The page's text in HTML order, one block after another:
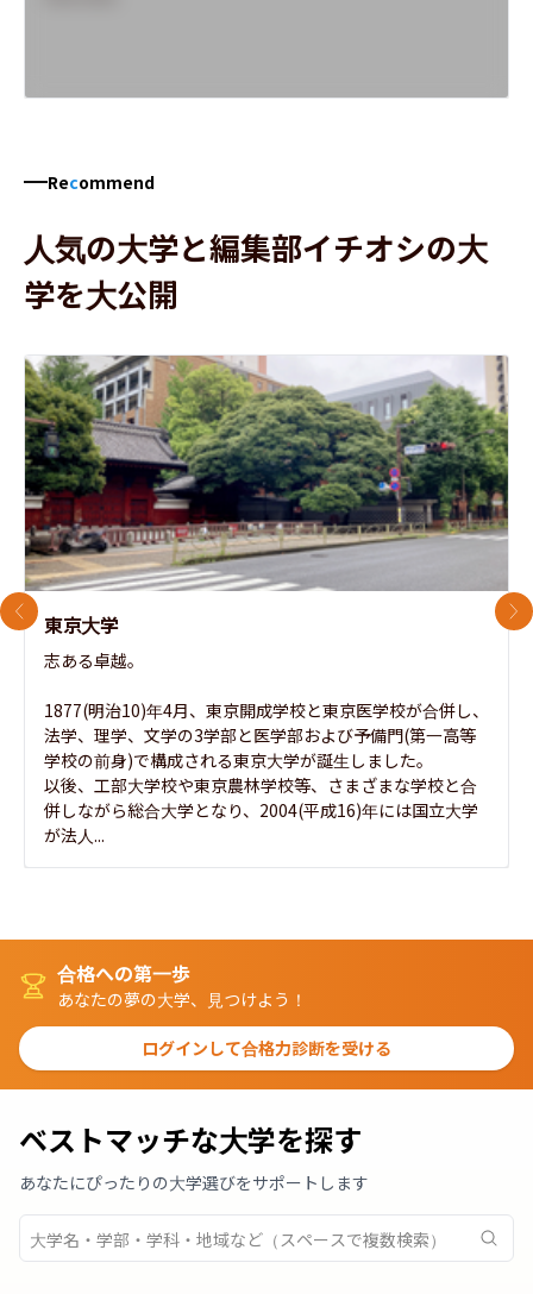
Recommend
人気の大学と編集部イチオシの大
学を大公開
東京大学
志ある卓越。
1877(明治10)年4月、東京開成学校と東京医学校が合併し、
法学、理学、文学の3学部と医学部および予備門(第一高等
学校の前身)で構成される東京大学が誕生しました。
以後、工部大学校や東京農林学校等、さまざまな学校と合
併しながら総合大学となり、2004(平成16)年には国立大学
が法人...
前のスライド 次
合格への第一歩
あなたの夢の大学、見つけよう！
ログインして合格力診断を受ける
ベストマッチな大学を探す
あなたにぴったりの大学選びをサポートします